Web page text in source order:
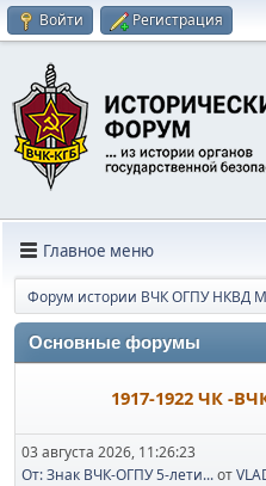
Войти Регистрация
Главное меню
Форум истории ВЧК ОГПУ НКВД
Основные форумы
1917-1922 ЧК -
03 августа 2026, 11:26:23
От: Знак ВЧК-ОГПУ 5-лети...от